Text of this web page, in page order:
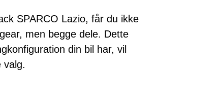
SPARCO Lazio, får du ikke
men begge dele. Dette
din bil har, vil
valg.